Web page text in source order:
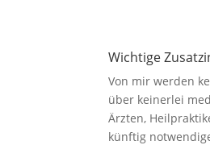
Wichtige
Von mir werden
über keinerlei
Ärzten,
künftig